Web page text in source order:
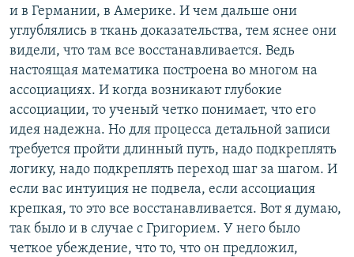
и в Германии, в Америке. И чем дальше они
углублялись в ткань доказательства, тем яснее они
видели, что там все восстанавливается. Ведь
настоящая математика построена во многом на
ассоциациях. И когда возникают глубокие
ассоциации, то ученый четко понимает, что его
идея надежна. Но для процесса детальной записи
требуется пройти длинный путь, надо подкреплять
логику, надо подкреплять переход шаг за шагом. И
если вас интуиция не подвела, если ассоциация
крепкая, то это все восстанавливается. Вот я думаю,
так было и в случае с Григорием. У него было
четкое убеждение, что то, что он предложил,